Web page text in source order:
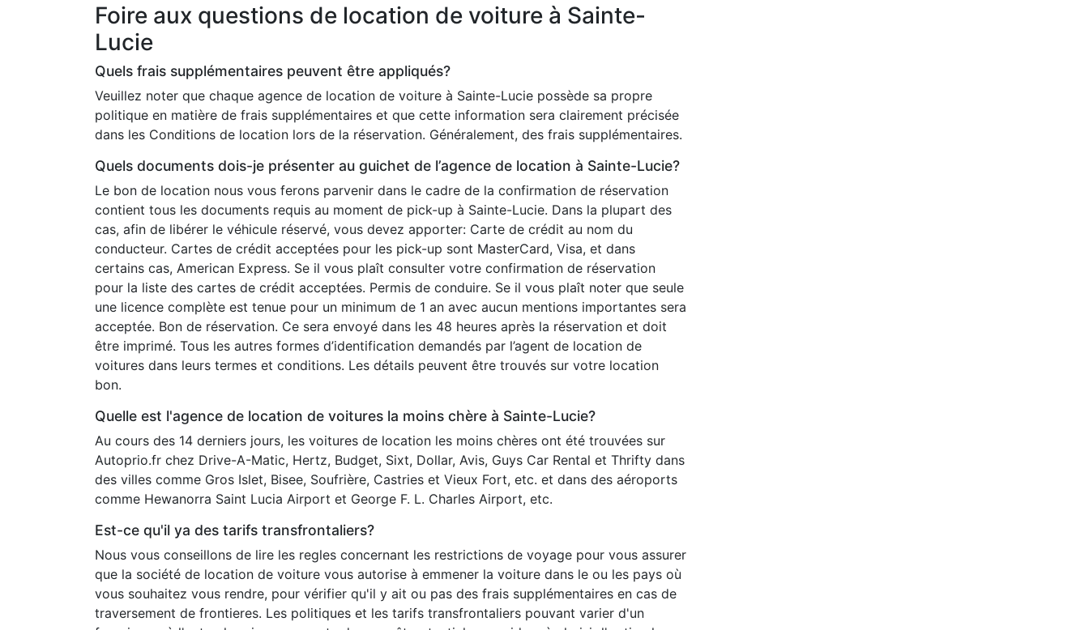
Foire aux questions de location de voiture à Sainte-
Lucie
Quels frais supplémentaires peuvent être appliqués?
Veuillez noter que chaque agence de location de voiture à Sainte-Lucie possède sa propre
politique en matière de frais supplémentaires et que cette information sera clairement précisée
dans les Conditions de location lors de la réservation. Généralement, des frais supplémentaires.
Quels documents dois-je présenter au guichet de l’agence de location à Sainte-Lucie?
Le bon de location nous vous ferons parvenir dans le cadre de la confirmation de réservation
contient tous les documents requis au moment de pick-up à Sainte-Lucie. Dans la plupart des
cas, afin de libérer le véhicule réservé, vous devez apporter: Carte de crédit au nom du
conducteur. Cartes de crédit acceptées pour les pick-up sont MasterCard, Visa, et dans
certains cas, American Express. Se il vous plaît consulter votre confirmation de réservation
pour la liste des cartes de crédit acceptées. Permis de conduire. Se il vous plaît noter que seule
une licence complète est tenue pour un minimum de 1 an avec aucun mentions importantes sera
acceptée. Bon de réservation. Ce sera envoyé dans les 48 heures après la réservation et doit
être imprimé. Tous les autres formes d’identification demandés par l’agent de location de
voitures dans leurs termes et conditions. Les détails peuvent être trouvés sur votre location
bon.
Quelle est l'agence de location de voitures la moins chère à Sainte-Lucie?
Au cours des 14 derniers jours, les voitures de location les moins chères ont été trouvées sur
Autoprio.fr chez Drive-A-Matic, Hertz, Budget, Sixt, Dollar, Avis, Guys Car Rental et Thrifty dans
des villes comme Gros Islet, Bisee, Soufrière, Castries et Vieux Fort, etc. et dans des aéroports
comme Hewanorra Saint Lucia Airport et George F. L. Charles Airport, etc.
Est-ce qu'il ya des tarifs transfrontaliers?
Nous vous conseillons de lire les regles concernant les restrictions de voyage pour vous assurer
que la société de location de voiture vous autorise à emmener la voiture dans le ou les pays où
vous souhaitez vous rendre, pour vérifier qu'il y ait ou pas des frais supplémentaires en cas de
traversement de frontieres. Les politiques et les tarifs transfrontaliers pouvant varier d'un